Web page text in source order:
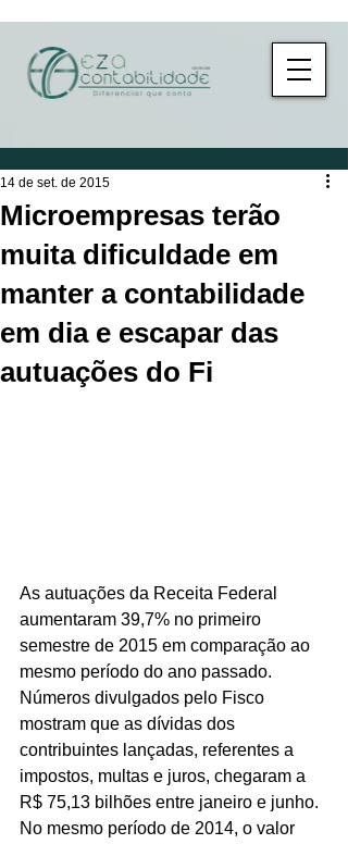
Microempresas terão
muita dificuldade em
manter a contabilidade
em dia e escapar das
autuações do Fi
14 de set. de 2015
As autuações da Receita Federal
aumentaram 39,7% no primeiro
semestre de 2015 em comparação ao
mesmo período do ano passado.
Números divulgados pelo Fisco
mostram que as dívidas dos
contribuintes lançadas, referentes a
impostos, multas e juros, chegaram a
R$ 75,13 bilhões entre janeiro e junho.
No mesmo período de 2014, o valor